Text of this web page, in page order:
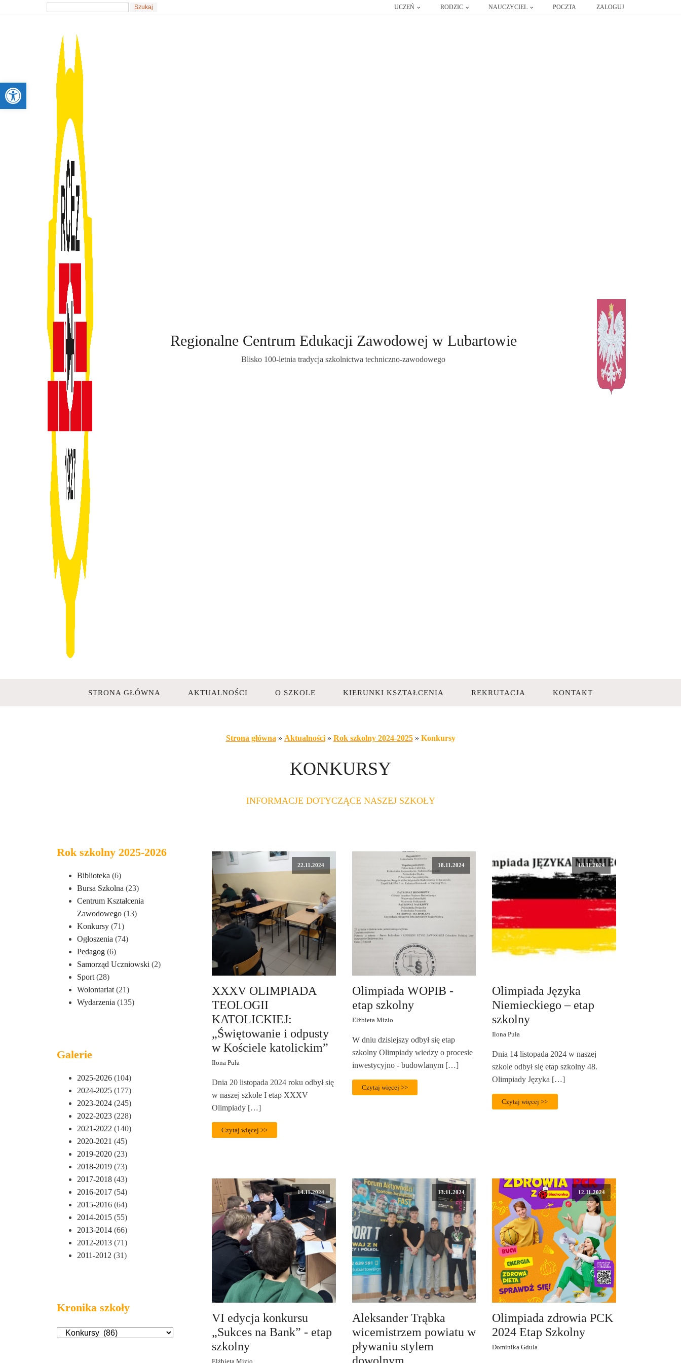
UCZEŃ RODZIC NAUCZYCIEL POCZTA ZALOGUJ
Regionalne Centrum Edukacji Zawodowej w Lubartowie
Blisko 100-letnia tradycja szkolnictwa techniczno-zawodowego
STRONA GŁÓWNA AKTUALNOŚCI O SZKOLE KIERUNKI KSZTAŁCENIA REKRUTACJA KONTAKT
Strona główna » Aktualności » Rok szkolny 2024-2025 » Konkursy
KONKURSY
INFORMACJE DOTYCZĄCE NASZEJ SZKOŁY
Rok szkolny 2025-2026
Biblioteka (6)
Bursa Szkolna (23)
Centrum Kształcenia
Zawodowego (13)
Konkursy (71)
Ogłoszenia (74)
Pedagog (6)
Samorząd Uczniowski (2)
Sport (28)
Wolontariat (21)
Wydarzenia (135)
Galerie
2025-2026 (104)
2024-2025 (177)
2023-2024 (245)
2022-2023 (228)
2021-2022 (140)
2020-2021 (45)
2019-2020 (23)
2018-2019 (73)
2017-2018 (43)
2016-2017 (54)
2015-2016 (64)
2014-2015 (55)
2013-2014 (66)
2012-2013 (71)
2011-2012 (31)
Kronika szkoły
22.11.2024
XXXV OLIMPIADA
TEOLOGII
KATOLICKIEJ:
„Świętowanie i odpusty
w Kościele katolickim”
Ilona Puła
Dnia 20 listopada 2024 roku odbył się
w naszej szkole I etap XXXV
Olimpiady […]
Czytaj więcej >>
18.11.2024
Olimpiada WOPIB -
etap szkolny
Elżbieta Mizio
W dniu dzisiejszy odbył się etap
szkolny Olimpiady wiedzy o procesie
inwestycyjno - budowlanym […]
Czytaj więcej >>
18.11.2024
Olimpiada Języka
Niemieckiego – etap
szkolny
Ilona Puła
Dnia 14 listopada 2024 w naszej
szkole odbył się etap szkolny 48.
Olimpiady Języka […]
Czytaj więcej >>
14.11.2024
VI edycja konkursu
„Sukces na Bank” - etap
szkolny
13.11.2024
Aleksander Trąbka
wicemistrzem powiatu w
pływaniu stylem
12.11.2024
Olimpiada zdrowia PCK
2024 Etap Szkolny
Dominika Gdula
Otwórz pasek narzędzi